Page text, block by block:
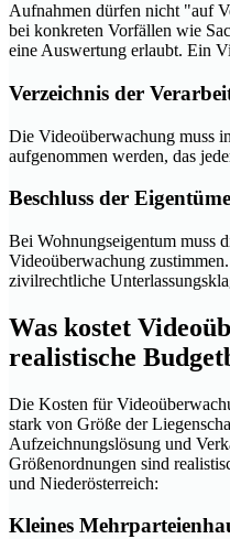
Aufnahmen dürfen nicht "auf
bei konkreten Vorfällen wie
eine Auswertung erlaubt. Ein
Verzeichnis der
Die Videoüberwachung muss
aufgenommen werden, das
Beschluss der
Bei Wohnungseigentum muss
Videoüberwachung
zivilrechtliche
Was kostet
realistische
Die Kosten für
stark von Größe der
Aufzeichnungslösung und
Größenordnungen sind
und Niederösterreich:
Kleines